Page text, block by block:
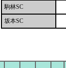
駒林SC
坂本SC